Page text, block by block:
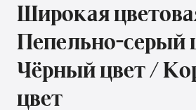
Широкая
Пепельно-серый
Чёрный цвет /
цвет